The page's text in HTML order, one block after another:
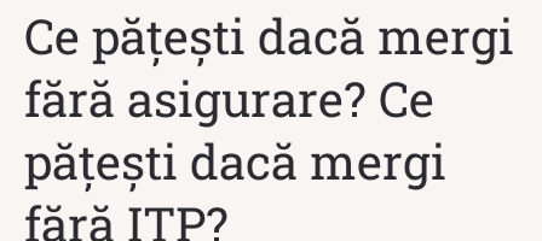
Ce pățești dacă mergi
fără asigurare? Ce
pățești dacă mergi
fără ITP?